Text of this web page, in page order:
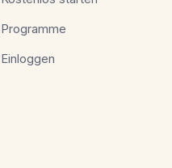
Programme
Einloggen